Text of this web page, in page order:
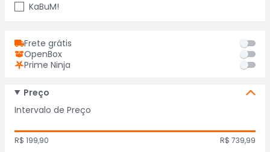
KaBuM!
Frete grátis
OpenBox
Prime Ninja
Preço
Intervalo de Preço
R$ 199,90
R$ 739,99